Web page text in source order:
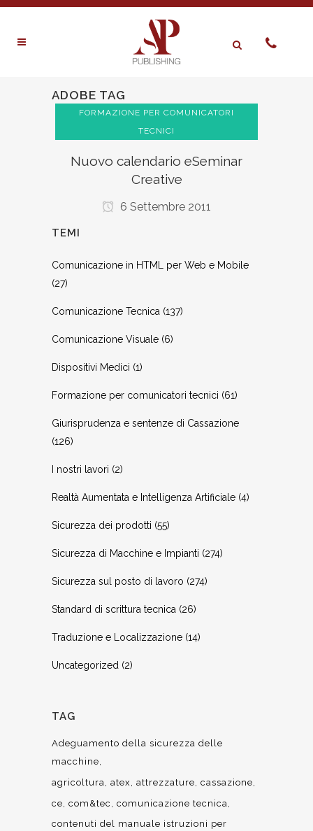
ADOBE TAG
FORMAZIONE PER COMUNICATORI
TECNICI
Nuovo calendario eSeminar
Creative
6 Settembre 2011
TEMI
Comunicazione in HTML per Web e Mobile
(27)
Comunicazione Tecnica (137)
Comunicazione Visuale (6)
Dispositivi Medici (1)
Formazione per comunicatori tecnici (61)
Giurisprudenza e sentenze di Cassazione
(126)
I nostri lavori (2)
Realtà Aumentata e Intelligenza Artificiale (4)
Sicurezza dei prodotti (55)
Sicurezza di Macchine e Impianti (274)
Sicurezza sul posto di lavoro (274)
Standard di scrittura tecnica (26)
Traduzione e Localizzazione (14)
Uncategorized (2)
TAG
Adeguamento della sicurezza delle
macchine
agricoltura atex attrezzature cassazione
ce com&tec
comunicazione tecnica
contenuti del manuale istruzioni per